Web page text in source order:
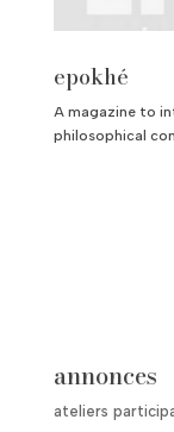
epokhé
A magazine to
philosophical
annonces
ateliers